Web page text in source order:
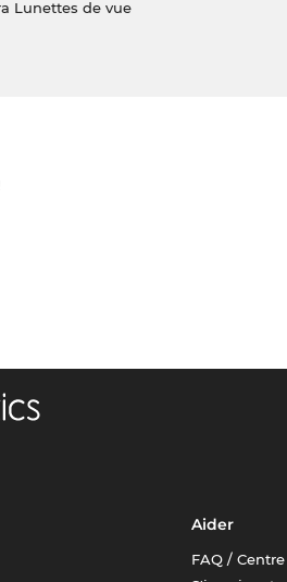
Lunettes de vue
Aider
FAQ /